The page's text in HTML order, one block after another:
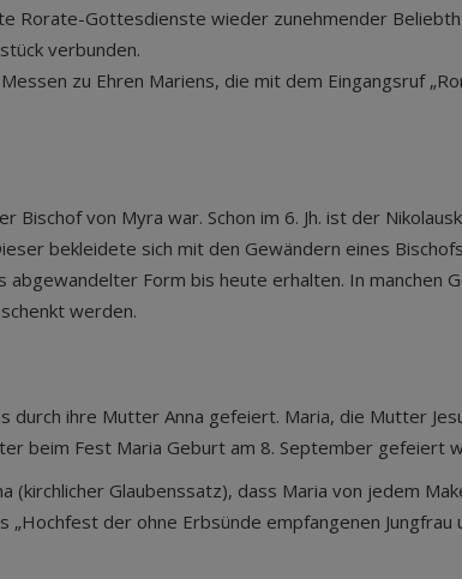
Rorate-Gottesdienste wieder zunehmender
verbunden.
zu Ehren Mariens, die mit dem Eingangsruf
Bischof von Myra war. Schon im 6. Jh. ist der
bekleidete sich mit den Gewändern eines
abgewandelter Form bis heute erhalten. In manchen
werden.
ihre Mutter Anna gefeiert. Maria, die Mutter
beim Fest Maria Geburt am 8. September gefeiert
(kirchlicher Glaubenssatz), dass Maria von jedem
der ohne Erbsünde empfangenen Jungfrau